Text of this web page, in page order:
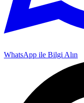
WhatsApp ile Bilgi Alın